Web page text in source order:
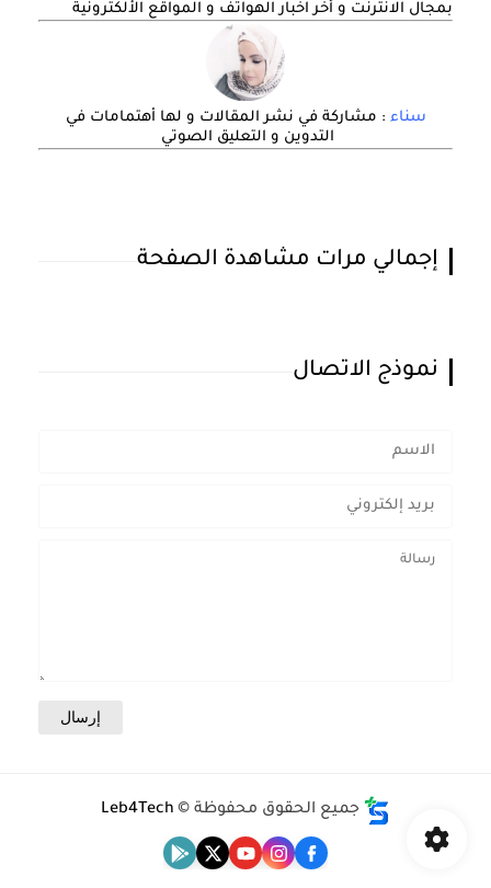
بمجال الانترنت و أخر اخبار الهواتف و المواقع الألكترونية
سناء : مشاركة في نشر المقالات و لها أهتمامات في
التدوين و التعليق الصوتي
إجمالي مرات مشاهدة الصفحة
نموذج الاتصال
جميع الحقوق محفوظة © Leb4Tech